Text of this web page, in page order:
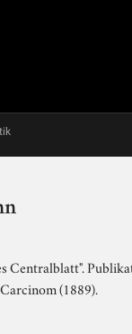
Centralblatt".
(1889).